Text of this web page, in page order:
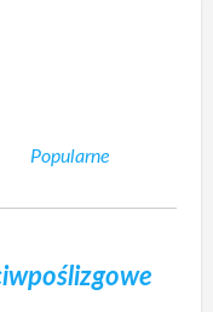
Popularne